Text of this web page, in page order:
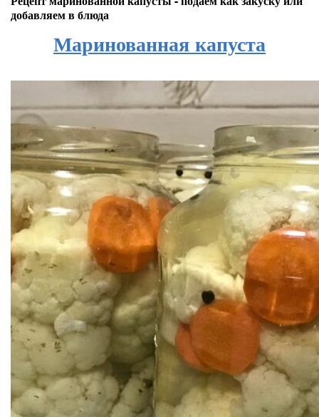
добавляем в блюда
Маринованная капуста